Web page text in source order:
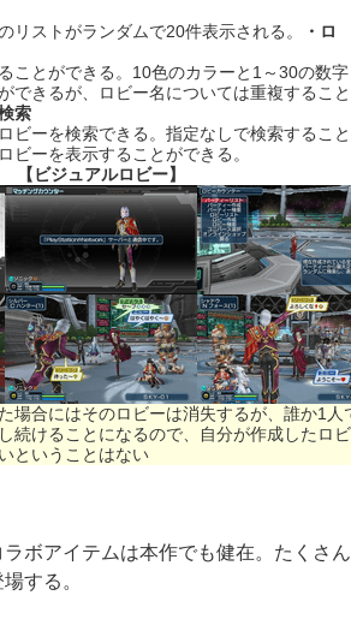
ストがランダムで20件表示される。
・ロ
ことができる。10色のカラーと1～30の数字
できるが、ロビー名については重複すること
索
ビーを検索できる。指定なしで検索すること
ビーを表示することができる。
【ビジュアルロビー】
場合にはそのロビーは消失するが、誰か1人
続けることになるので、自分が作成したロ
ということはない
ボアイテムは本作でも健在。たくさん
する。